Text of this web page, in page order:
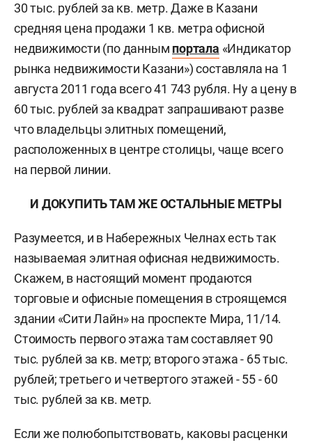
30 тыс. рублей за кв. метр. Даже в Казани
средняя цена продажи 1 кв. метра офисной
недвижимости (по данным портала «Индикатор
рынка недвижимости Казани») составляла на 1
августа 2011 года всего 41 743 рубля. Ну а цену в
60 тыс. рублей за квадрат запрашивают разве
что владельцы элитных помещений,
расположенных в центре столицы, чаще всего
на первой линии.
И ДОКУПИТЬ ТАМ ЖЕ ОСТАЛЬНЫЕ МЕТРЫ
Разумеется, и в Набережных Челнах есть так
называемая элитная офисная недвижимость.
Скажем, в настоящий момент продаются
торговые и офисные помещения в строящемся
здании «Сити Лайн» на проспекте Мира, 11/14.
Стоимость первого этажа там составляет 90
тыс. рублей за кв. метр; второго этажа - 65 тыс.
рублей; третьего и четвертого этажей - 55 - 60
тыс. рублей за кв. метр.
Если же полюбопытствовать, каковы расценки